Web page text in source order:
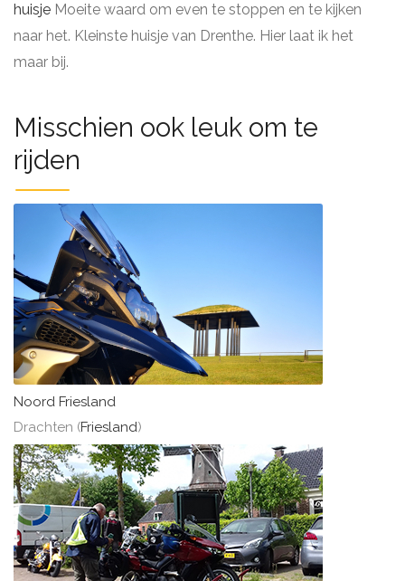
huisje Moeite waard om even te stoppen en te kijken
naar het. Kleinste huisje van Drenthe. Hier laat ik het
maar bij.
Misschien ook leuk om te
rijden
Noord Friesland
Drachten (Friesland)